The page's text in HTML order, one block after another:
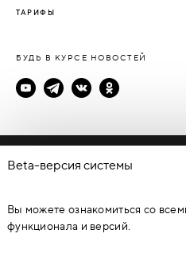
ТАРИФЫ
БУДЬ В КУРСЕ НОВОСТЕЙ
Политика
© Каталог дверей - DverProf,
являются объектами
копирование,
Beta-версия системы
Вы можете ознакомиться со
функционала и версий.